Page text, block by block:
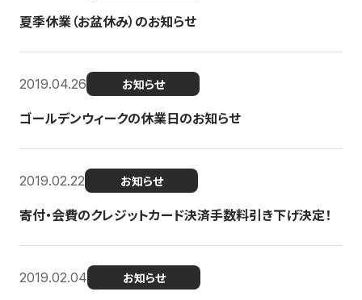
夏季休業（お盆休み）のお知らせ
2019.04.26 お知らせ
ゴールデンウィークの休業日のお知らせ
2019.02.22 お知らせ
寄付・会費のクレジットカード決済手数料引き下げ決定！
2019.02.04 お知らせ